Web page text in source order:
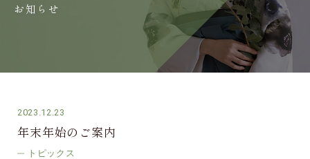
お知らせ
2023.12.23
年末年始のご案内
トピックス